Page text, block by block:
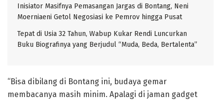
Inisiator Masifnya Pemasangan Jargas di Bontang, Neni
Moerniaeni Getol Negosiasi ke Pemrov hingga Pusat
Tepat di Usia 32 Tahun, Wabup Kukar Rendi Luncurkan
Buku Biografinya yang Berjudul “Muda, Beda, Bertalenta”
“Bisa dibilang di Bontang ini, budaya gemar
membacanya masih minim. Apalagi di jaman gadget